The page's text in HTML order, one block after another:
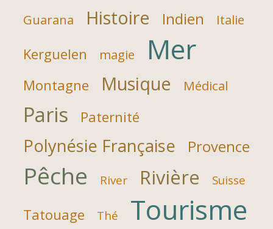
Guarana
Histoire Indien Italie
Kerguelen magie Mer
Montagne Musique Médical
Paris Paternité
Polynésie Française Provence
Pêche River Rivière Suisse
Tatouage Thé Tourisme